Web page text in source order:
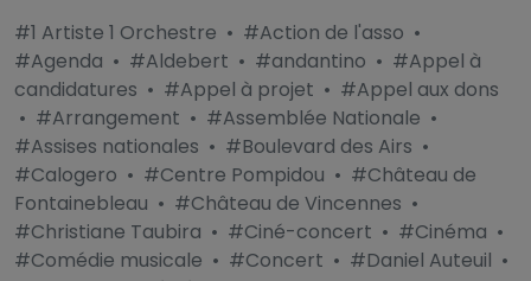
#1 Artiste 1 Orchestre • #Action de l'asso •
#Agenda • #Aldebert • #andantino • #Appel à
candidatures • #Appel à projet • #Appel aux dons
• #Arrangement • #Assemblée Nationale •
#Assises nationales • #Boulevard des Airs •
#Calogero • #Centre Pompidou • #Château de
Fontainebleau • #Château de Vincennes •
#Christiane Taubira • #Ciné-concert • #Cinéma •
#Comédie musicale • #Concert • #Daniel Auteuil •